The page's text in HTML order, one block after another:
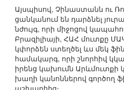
Այսպիսով, Չինաստանն ու
ցանկանում են դարձնել
նժույգ, որի միջոցով
Բրազիլիայի, ՀԱՀ մուտքը
կփորձեն ստեղծել ևս մեկ
համակարգ, որի շնորհիվ
իրենց կախումն Արևմուտքի
խաղի կանոններով գործող